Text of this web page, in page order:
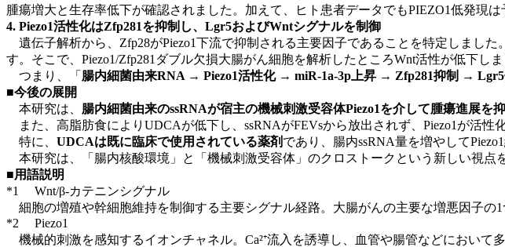
腫瘍増大と生存率低下が確認されました。加えて、ヒト患者データでもPIEZO1低発現は
4. Piezo1活性化はZfp281を抑制し、Lgr5およびWntシグナルを制御
遺伝子解析から、Zfp28がPiezo1下流で抑制される主要因子であることを特定しまし
す。そこで、Piezo1/Zfp281ダブル欠損大腸がん細胞を解析したところWnt活性が低下し
つまり、「 腸内細菌由来RNA → Piezo1活性化 → miR-1a-3p上昇 → Zfp281抑制 →
■今後の展開
本研究は、 腸内細菌由来のssRNAが宿主の機械刺激受容体Piezo1を介して腫瘍進展を
また、高脂肪食によりUDCAが低下し、ssRNAがFEVsから放出されず、Piezo1が活
特に、 UDCAは既に臨床で使用されている薬剤 であり、腸内ssRNA量を増やして
本研究は、「腸内核酸環境」と「機械刺激受容体」のクロストークという新しい視点
■用語説明
*1 Wnt/β-カテニンシグナル
細胞の増殖や幹細胞維持を制御する主要シグナル経路。大腸がんの主要な増悪因子の1
*2 Piezo1
機械的刺激を感知するイオンチャネル。Ca²⁺流入を誘導し、血管や腸管などにおいて